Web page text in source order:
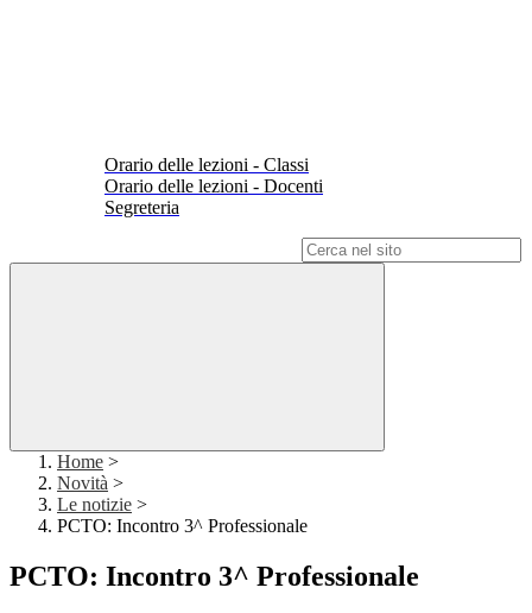
Orario delle lezioni - Classi
Orario delle lezioni - Docenti
Segreteria
Home >
Novità >
Le notizie >
PCTO: Incontro 3^ Professionale
PCTO: Incontro 3^ Professionale